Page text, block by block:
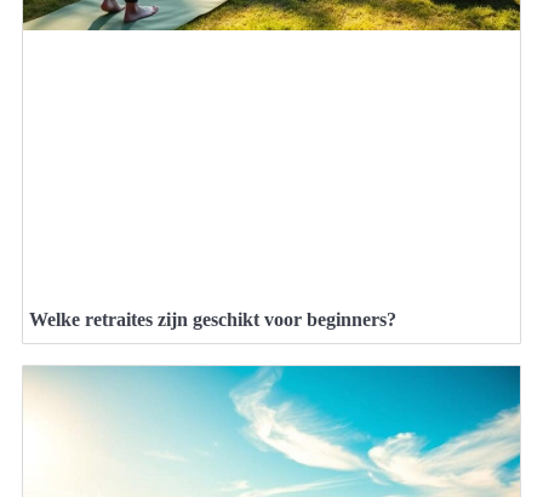
Welke retraites zijn geschikt voor beginners?